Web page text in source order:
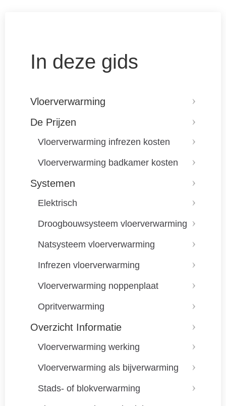
In deze gids
Vloerverwarming
De Prijzen
Vloerverwarming infrezen kosten
Vloerverwarming badkamer kosten
Systemen
Elektrisch
Droogbouwsysteem vloerverwarming
Natsysteem vloerverwarming
Infrezen vloerverwarming
Vloerverwarming noppenplaat
Opritverwarming
Overzicht Informatie
Vloerverwarming werking
Vloerverwarming als bijverwarming
Stads- of blokverwarming